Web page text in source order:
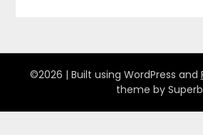
©2026 | Built using WordPress and
theme by Superb